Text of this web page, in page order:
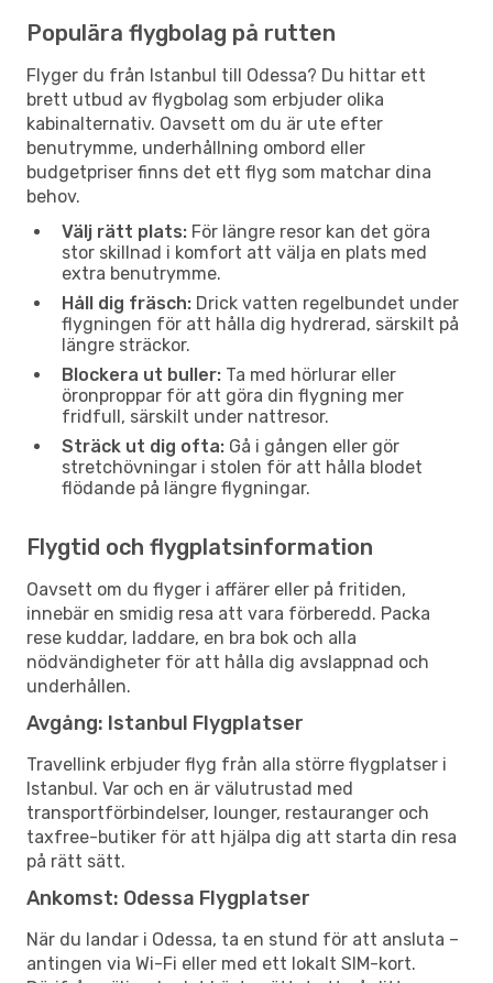
Populära flygbolag på rutten
Flyger du från Istanbul till Odessa? Du hittar ett
brett utbud av flygbolag som erbjuder olika
kabinalternativ. Oavsett om du är ute efter
benutrymme, underhållning ombord eller
budgetpriser finns det ett flyg som matchar dina
behov.
Välj rätt plats: För längre resor kan det göra
stor skillnad i komfort att välja en plats med
extra benutrymme.
Håll dig fräsch: Drick vatten regelbundet under
flygningen för att hålla dig hydrerad, särskilt på
längre sträckor.
Blockera ut buller: Ta med hörlurar eller
öronproppar för att göra din flygning mer
fridfull, särskilt under nattresor.
Sträck ut dig ofta: Gå i gången eller gör
stretchövningar i stolen för att hålla blodet
flödande på längre flygningar.
Flygtid och flygplatsinformation
Oavsett om du flyger i affärer eller på fritiden,
innebär en smidig resa att vara förberedd. Packa
rese kuddar, laddare, en bra bok och alla
nödvändigheter för att hålla dig avslappnad och
underhållen.
Avgång: Istanbul Flygplatser
Travellink erbjuder flyg från alla större flygplatser i
Istanbul. Var och en är välutrustad med
transportförbindelser, lounger, restauranger och
taxfree-butiker för att hjälpa dig att starta din resa
på rätt sätt.
Ankomst: Odessa Flygplatser
När du landar i Odessa, ta en stund för att ansluta –
antingen via Wi-Fi eller med ett lokalt SIM-kort.